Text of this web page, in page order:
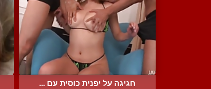
חגיגה על יפנית כוסית עם ...